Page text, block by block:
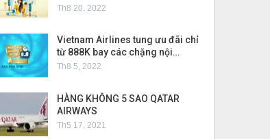
Th8 20, 2022
Vietnam Airlines tung ưu đãi chỉ
từ 888K bay các chặng nội…
Th8 5, 2022
HÀNG KHÔNG 5 SAO QATAR
AIRWAYS
Th5 17, 2021